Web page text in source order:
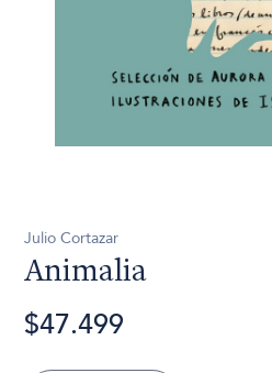
Julio Cortazar
Animalia
$47.499